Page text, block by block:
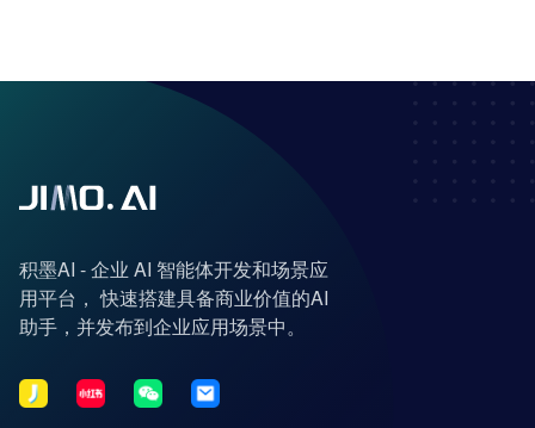
积墨AI - 企业 AI 智能体开发和场景应
用平台， 快速搭建具备商业价值的AI
助手，并发布到企业应用场景中。